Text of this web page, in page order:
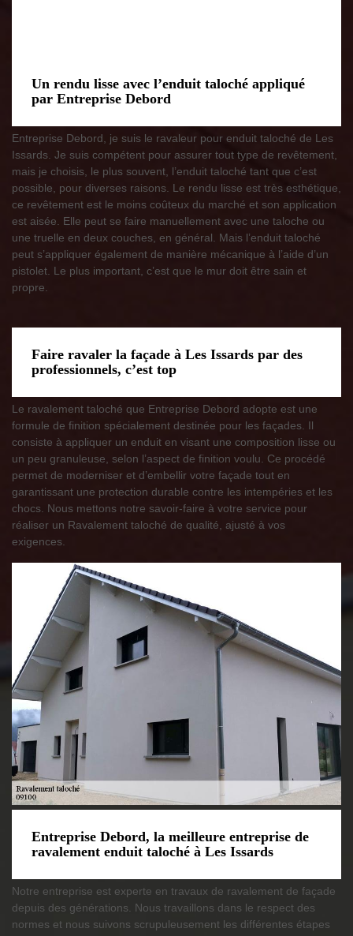
Un rendu lisse avec l’enduit taloché appliqué
par Entreprise Debord
Entreprise Debord, je suis le ravaleur pour enduit taloché de Les
Issards. Je suis compétent pour assurer tout type de revêtement,
mais je choisis, le plus souvent, l’enduit taloché tant que c’est
possible, pour diverses raisons. Le rendu lisse est très esthétique,
ce revêtement est le moins coûteux du marché et son application
est aisée. Elle peut se faire manuellement avec une taloche ou
une truelle en deux couches, en général. Mais l’enduit taloché
peut s’appliquer également de manière mécanique à l’aide d’un
pistolet. Le plus important, c’est que le mur doit être sain et
propre.
Faire ravaler la façade à Les Issards par des
professionnels, c’est top
Le ravalement taloché que Entreprise Debord adopte est une
formule de finition spécialement destinée pour les façades. Il
consiste à appliquer un enduit en visant une composition lisse ou
un peu granuleuse, selon l’aspect de finition voulu. Ce procédé
permet de moderniser et d’embellir votre façade tout en
garantissant une protection durable contre les intempéries et les
chocs. Nous mettons notre savoir-faire à votre service pour
réaliser un Ravalement taloché de qualité, ajusté à vos
exigences.
Entreprise Debord, la meilleure entreprise de
ravalement enduit taloché à Les Issards
Notre entreprise est experte en travaux de ravalement de façade
depuis des générations. Nous travaillons dans le respect des
normes et nous suivons scrupuleusement les différentes étapes